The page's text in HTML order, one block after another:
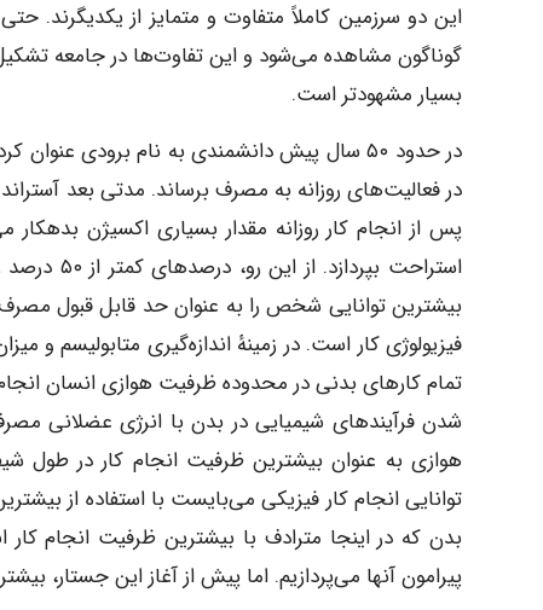
این دو سرزمین کاملاً متفاوت و متمایز از یکدیگرند.
گوناگون مشاهده می‌شود و این تفاوت‌ها در جامعه
بسیار مشهودتر است.
پس از انجام کار روزانه مقدار بسیاری اکسیژن بدهکار
بیشترین توانایی شخص را به عنوان حد قابل قبول مصرف
فیزیولوژی کار است. در زمینهٔ اندازه‌گیری متابولیسم و
تمام کارهای بدنی در محدوده ظرفیت هوازی انسان
شدن فرآیندهای شیمیایی در بدن با انرژی عضلانی
هوازی به عنوان بیشترین ظرفیت انجام کار در طول
توانایی انجام کار فیزیکی می‌بایست با استفاده از
بدن که در اینجا مترادف با بیشترین ظرفیت انجام
پیرامون آنها می‌پردازیم. اما پیش از آغاز این جستار،